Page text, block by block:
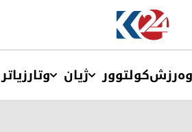
وەرزشکولتوور ژیان وتارزیاتر